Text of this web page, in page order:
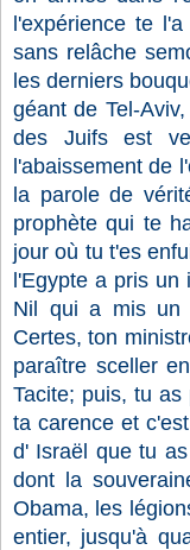
l'expérience te
sans relâche
les derniers
géant de Tel-
des Juifs est
l'abaissement de
la parole de
prophète qui te
jour où tu t'es
l'Egypte a pris
Nil qui a mis un
Certes, ton
paraître sceller
Tacite; puis, tu
ta carence et
d' Israël que tu
dont la
Obama, les
entier, jusqu'à